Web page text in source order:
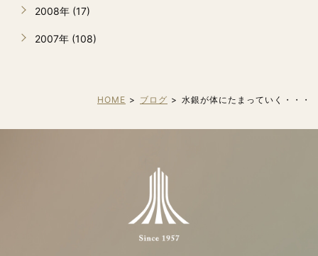
2008年 (17)
2007年 (108)
HOME ブログ 水銀が体にたまっていく・・・